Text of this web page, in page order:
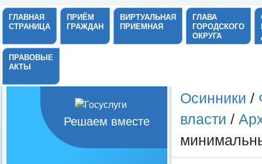
ГЛАВНАЯ
СТРАНИЦА
ПРИЁМ
ГРАЖДАН
ВИРТУАЛЬНАЯ
ПРИЕМНАЯ
ГЛАВА
ГОРОДСКОГО
ОКРУГА
ПРАВОВЫЕ
АКТЫ
Осинники /
власти /
Решаем вместе